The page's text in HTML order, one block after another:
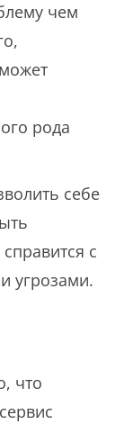
чем
рода
себе
с
угрозами.
что